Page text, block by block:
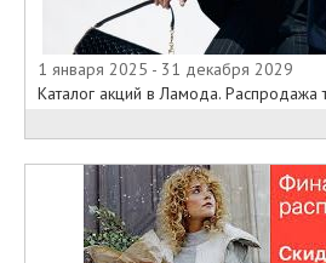
1 января 2025 - 31 декабря 2029
Каталог акций в Ламода. Распродажа